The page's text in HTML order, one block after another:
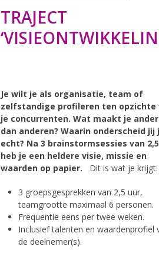
TRAJECT
Je wilt je als organisatie, team of
zelfstandige profileren ten opzichte
je concurrenten. Wat maakt je
dan anderen? Waarin onderscheid jij
echt? Na 3 brainstormsessies van
heb je een heldere visie, missie en
waarden op papier. Dit is wat je krijgt:
3 groepsgesprekken van 2,5 uur,
teamgrootte maximaal 6 personen.
Frequentie eens per twee weken.
Inclusief talenten en waardenprofiel
de deelnemer(s).